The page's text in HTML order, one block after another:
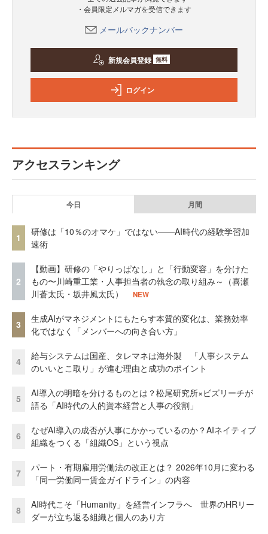
・会員限定メルマガを受信できます
メールバックナンバー
新規会員登録 無料
ログイン
アクセスランキング
今日 月間
1
研修は「10％のオマケ」ではない——AI時代の経験学習加
速術
2
【動画】研修の「やりっぱなし」と「行動変容」を分けた
もの〜川崎重工業・人事担当者の執念の取り組み～（喜瀬
川蒼太氏・坂井風太氏）
NEW
3
生成AIがマネジメントにもたらす本質的変化は、業務効率
化ではなく「メンバーへの向き合い方」
4
給与システムは国産、タレマネは海外製 「人事システム
のいいとこ取り」が進む理由と成功のポイント
5
AI導入の明暗を分けるものとは？松尾研究所×ビズリーチが
語る「AI時代の人的資本経営と人事の役割」
6
なぜAI導入の成否が人事にかかっているのか？AIネイティブ
組織をつくる「組織OS」という視点
7
パート・有期雇用労働法の改正とは？ 2026年10月に変わる
「同一労働同一賃金ガイドライン」の内容
8
AI時代こそ「Humanity」を経営インフラへ 世界のHRリー
ダーが立ち返る組織と個人のあり方